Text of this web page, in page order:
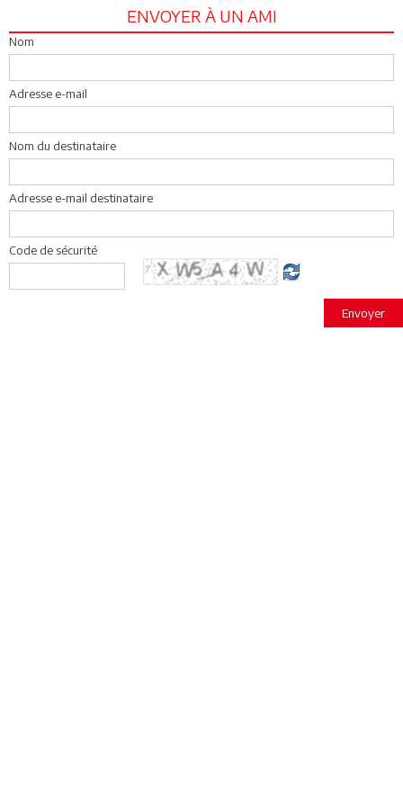
ENVOYER À UN AMI
Nom
Adresse e-mail
Nom du destinataire
Adresse e-mail destinataire
Code de sécurité
Envoyer